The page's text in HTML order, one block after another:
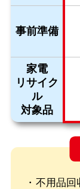
事前準備
家電
リサイク
ル
対象品
不用品回